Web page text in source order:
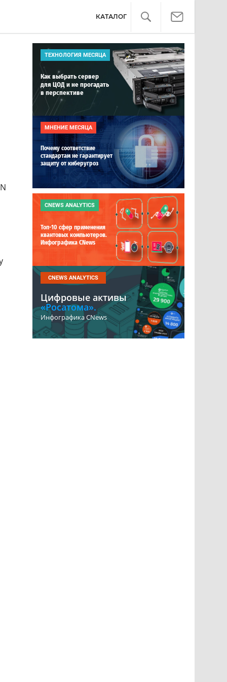
КАТАЛОГ
ТЕХНОЛОГИЯ МЕСЯЦА
Как выбрать сервер
для ЦОД и не прогадать
в перспективе
МНЕНИЕ МЕСЯЦА
Почему соответствие
стандартам не гарантирует
защиту от киберугроз
CNEWS ANALYTICS
Топ-10 сфер применения
квантовых компьютеров.
Инфографика CNews
CNEWS ANALYTICS
Цифровые активы
«Росатома».
Инфографика CNews